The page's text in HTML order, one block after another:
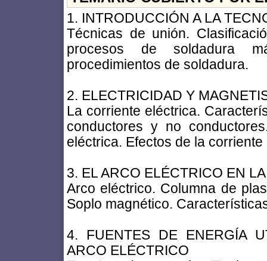
1. INTRODUCCIÓN A LA
Técnicas de unión.
procesos de soldadura
procedimientos de soldadura.
2. ELECTRICIDAD Y
La corriente eléctrica.
conductores y no
eléctrica. Efectos de la corriente
3. EL ARCO ELÉCTRICO EN
Arco eléctrico. Columna de
Soplo magnético.
4. FUENTES DE ENERGÍA
ARCO ELÉCTRICO